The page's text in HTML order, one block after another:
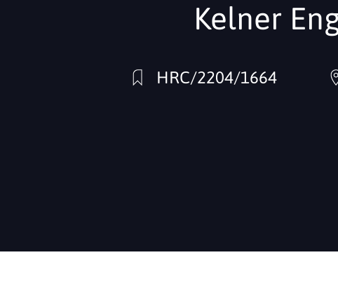
Kelner
HRC/2204/1664